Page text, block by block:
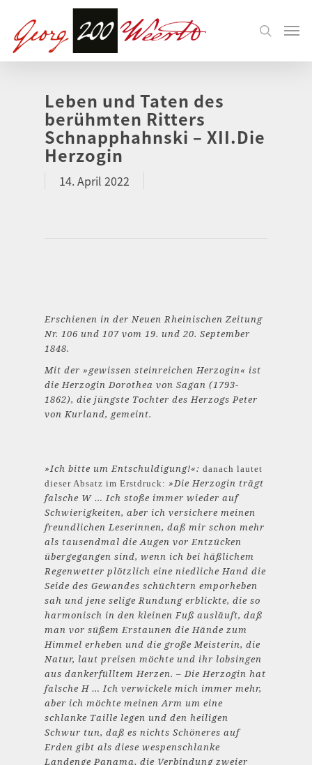
Leben und Taten des
berühmten Ritters
Schnapphahnski – XII.Die
Herzogin
14. April 2022
Erschienen in der Neuen Rheinischen Zeitung
Nr. 106 und 107 vom 19. und 20. September
1848.
Mit der »gewissen steinreichen Herzogin« ist
die Herzogin Dorothea von Sagan (1793-
1862), die jüngste Tochter des Herzogs Peter
von Kurland, gemeint.
»Ich bitte um Entschuldigung!«: danach lautet
dieser Absatz im Erstdruck: »Die Herzogin trägt
falsche W … Ich stoße immer wieder auf
Schwierigkeiten, aber ich versichere meinen
freundlichen Leserinnen, daß mir schon mehr
als tausendmal die Augen vor Entzücken
übergegangen sind, wenn ich bei häßlichem
Regenwetter plötzlich eine niedliche Hand die
Seide des Gewandes schüchtern emporheben
sah und jene selige Rundung erblickte, die so
harmonisch in den kleinen Fuß ausläuft, daß
man vor süßem Erstaunen die Hände zum
Himmel erheben und die große Meisterin, die
Natur, laut preisen möchte und ihr lobsingen
aus dankerfülltem Herzen. – Die Herzogin hat
falsche H … Ich verwickele mich immer mehr,
aber ich möchte meinen Arm um eine
schlanke Taille legen und den heiligen
Schwur tun, daß es nichts Schöneres auf
Erden gibt als diese wespenschlanke
Landenge Panama, die Verbindung zweier